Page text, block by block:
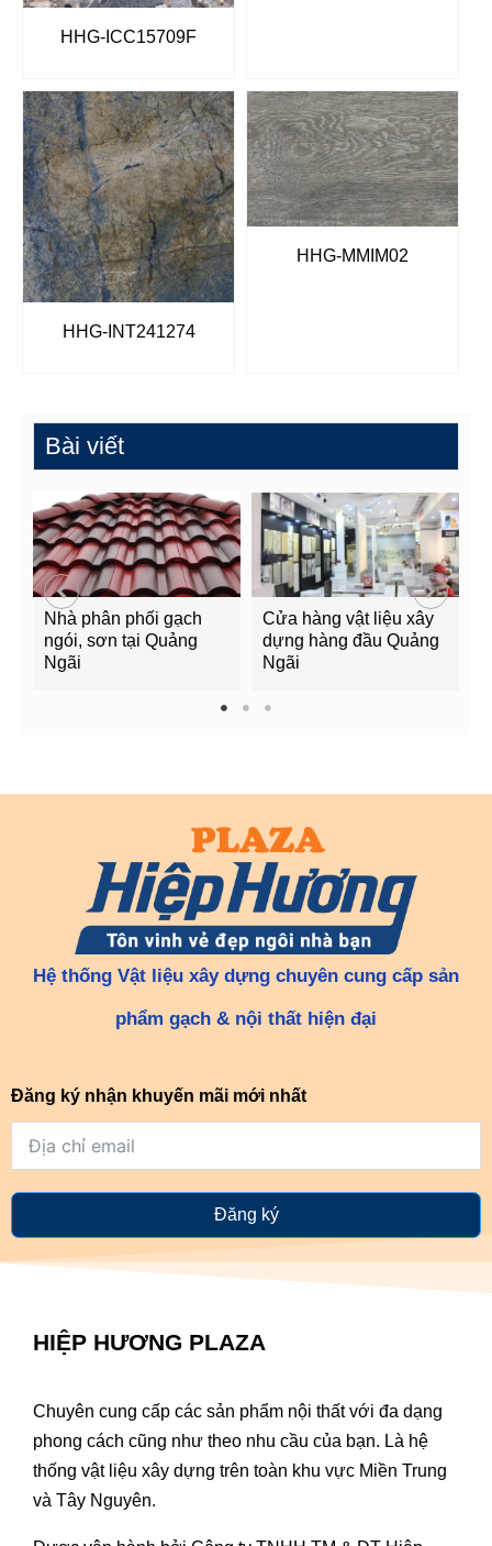
HHG-ICC15709F
HHG-INT241274
HHG-MMIM02
Bài viết
Nhà phân phối gạch
ngói, sơn tại Quảng
Ngãi
Cửa hàng vật liệu xây
dựng hàng đầu Quảng
Ngãi
1 2 3
Hệ thống Vật liệu xây dựng chuyên cung cấp sản
phẩm gạch & nội thất hiện đại
Đăng ký nhận khuyến mãi mới nhất
Đăng ký
HIỆP HƯƠNG PLAZA
Chuyên cung cấp các sản phẩm nội thất với đa dạng
phong cách cũng như theo nhu cầu của bạn. Là hệ
thống vật liệu xây dựng trên toàn khu vực Miền Trung
và Tây Nguyên.